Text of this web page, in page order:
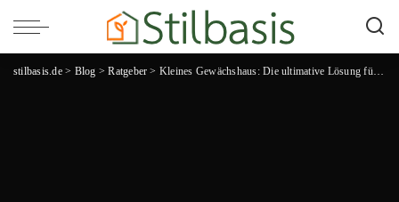
stilbasis.de> Blog >Ratgeber > Kleines Gewächshaus: Die ultimative Lösung für Hobbygärtner!